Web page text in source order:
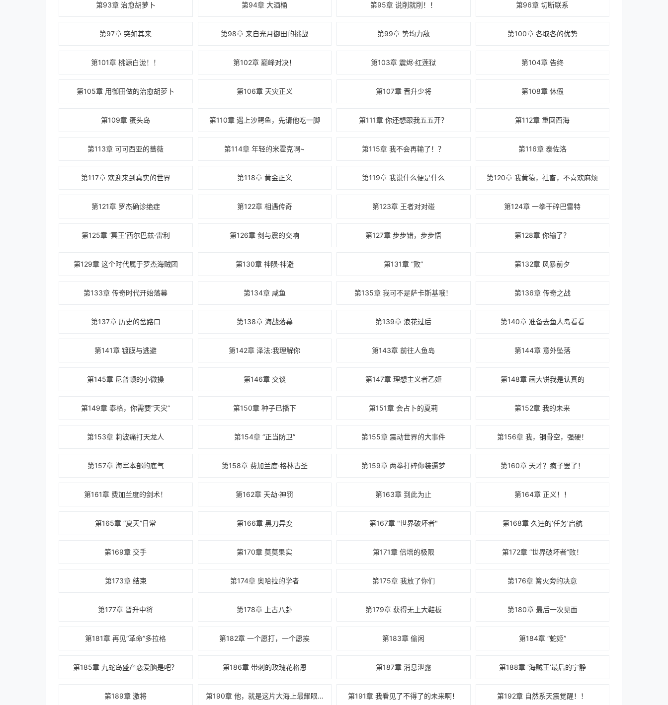
第93章 治愈胡萝卜 第94章 大酒桶 第95章 说削就削！！ 第96章 切断联系
第97章 突如其来 第98章 来自光月御田的挑战 第99章 势均力敌 第100章 各取各的优势
第101章 桃源白泷！！ 第102章 巅峰对决！ 第103章 震烬·红莲狱 第104章 告终
第105章 用御田做的治愈胡萝卜 第106章 天灾正义 第107章 晋升少将 第108章 休假
第109章 蛋头岛 第110章 遇上沙鳄鱼，先请他吃一脚 第111章 你还想跟我五五开？ 第112章 重回西海
第113章 可可西亚的蔷薇 第114章 年轻的米霍克啊~ 第115章 我不会再输了！？ 第116章 泰佐洛
第117章 欢迎来到真实的世界 第118章 黄金正义 第119章 我说什么便是什么 第120章 我黄猿，社畜，不喜欢麻烦
第121章 罗杰确诊绝症 第122章 相遇传奇 第123章 王者对对碰 第124章 一拳干碎巴雷特
第125章 ‘冥王’西尔巴兹·雷利 第126章 剑与震的交响 第127章 步步错，步步悟 第128章 你输了？
第129章 这个时代属于罗杰海贼团 第130章 神陨·神避 第131章 “败” 第132章 风暴前夕
第133章 传奇时代开始落幕 第134章 咸鱼 第135章 我可不是萨卡斯基哦！ 第136章 传奇之战
第137章 历史的岔路口 第138章 海战落幕 第139章 浪花过后 第140章 准备去鱼人岛看看
第141章 镀膜与逃避 第142章 泽法:我理解你 第143章 前往人鱼岛 第144章 意外坠落
第145章 尼普顿的小微操 第146章 交谈 第147章 理想主义者乙姬 第148章 画大饼我是认真的
第149章 泰格，你需要“天灾” 第150章 种子已播下 第151章 会占卜的夏莉 第152章 我的未来
第153章 莉波痛打天龙人 第154章 “正当防卫” 第155章 震动世界的大事件 第156章 我，钢骨空，强硬！
第157章 海军本部的底气 第158章 费加兰度·格林古圣 第159章 两拳打碎你装逼梦 第160章 天才？疯子罢了！
第161章 费加兰度的剑术！ 第162章 天劫·神罚 第163章 到此为止 第164章 正义！！
第165章 “夏天”日常 第166章 黑刀异变 第167章 "世界破坏者" 第168章 久违的‘任务’启航
第169章 交手 第170章 莫莫果实 第171章 倍增的极限 第172章 “世界破坏者”败！
第173章 结束 第174章 奥哈拉的学者 第175章 我放了你们 第176章 篝火旁的决意
第177章 晋升中将 第178章 上古八卦 第179章 获得无上大鞋板 第180章 最后一次见面
第181章 再见“革命”多拉格 第182章 一个愿打，一个愿挨 第183章 偷闲 第184章 “蛇姬”
第185章 九蛇岛盛产恋爱脑是吧？ 第186章 带刺的玫瑰花格恩 第187章 消息泄露 第188章 ‘海贼王’最后的宁静
第189章 激将 第190章 他，就是这片大海上最耀眼的新星！ 第191章 我看见了不得了的未来啊！ 第192章 自然系天震觉醒！！